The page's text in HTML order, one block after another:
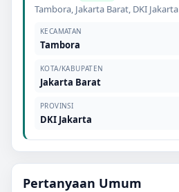
Tambora, Jakarta Barat, DKI Jakarta
KECAMATAN
Tambora
KOTA/KABUPATEN
Jakarta Barat
PROVINSI
DKI Jakarta
Pertanyaan Umum